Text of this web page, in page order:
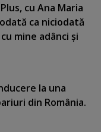
cu Ana Maria
ca niciodată
mine adânci şi
la una
din România.